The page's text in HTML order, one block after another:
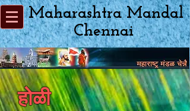
Maharashtra Mandal
Chennai
होळी